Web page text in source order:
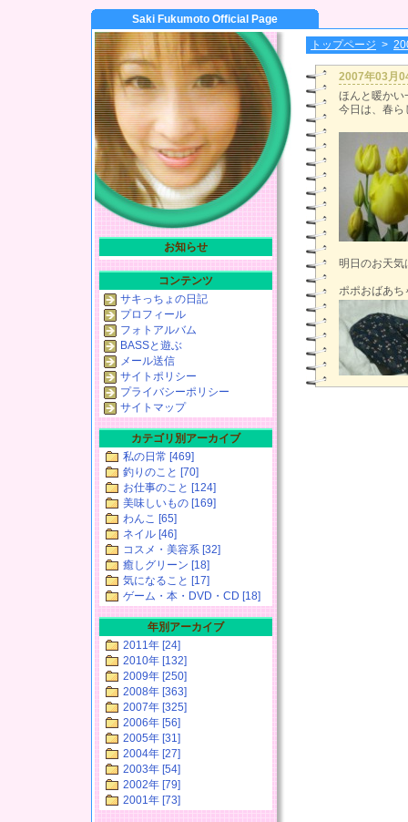
Saki Fukumoto Official Page
トップページ >
2007年03月
ほんと暖かい
今日は、春ら
明日のお天気
ポポおばあち
お知らせ
コンテンツ
サキっちょの日記
プロフィール
フォトアルバム
BASSと遊ぶ
メール送信
サイトポリシー
プライバシーポリシー
サイトマップ
カテゴリ別アーカイブ
私の日常 [469]
釣りのこと [70]
お仕事のこと [124]
美味しいもの [169]
わんこ [65]
ネイル [46]
コスメ・美容系 [32]
癒しグリーン [18]
気になること [17]
ゲーム・本・DVD・CD [18]
年別アーカイブ
2011年 [24]
2010年 [132]
2009年 [250]
2008年 [363]
2007年 [325]
2006年 [56]
2005年 [31]
2004年 [27]
2003年 [54]
2002年 [79]
2001年 [73]